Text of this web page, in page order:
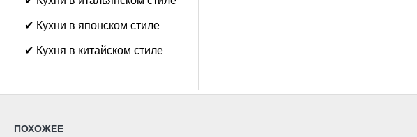
✔ Кухни в японском стиле
✔ Кухня в китайском стиле
ПОХОЖЕЕ